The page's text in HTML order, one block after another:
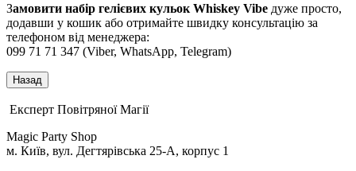
Замовити набір гелієвих кульок Whiskey Vibe дуже просто,
додавши у кошик або отримайте швидку консультацію за
телефоном від менеджера:
099 71 71 347 (Viber, WhatsApp, Telegram)
Експерт Повітряної Магії
Magic Party Shop
м. Київ, вул. Дегтярівська 25-А, корпус 1